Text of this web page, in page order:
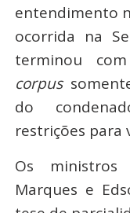
entendimento
ocorrida na
terminou
corpus
do
restrições para
Os ministros
Marques e